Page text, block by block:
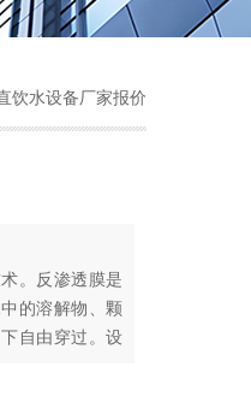
饮水设备厂家报价
。反渗透膜是
的溶解物、颗
自由穿过。设
透膜组件。在